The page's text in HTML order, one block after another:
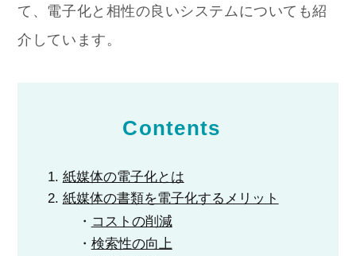
て、電子化と相性の良いシステムについても紹
介しています。
Contents
紙媒体の電子化とは
紙媒体の書類を電子化するメリット
コストの削減
検索性の向上